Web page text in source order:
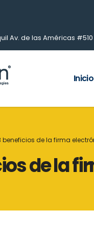
Av. de las Américas
Inicio
beneficios de la firma
de la